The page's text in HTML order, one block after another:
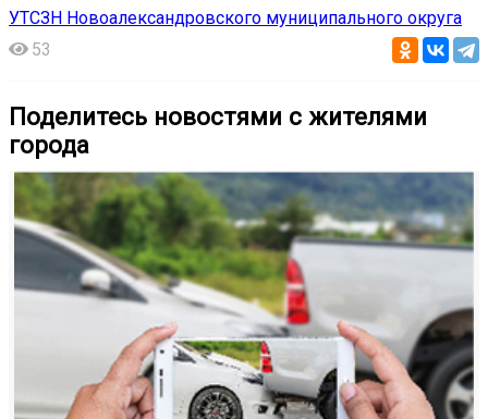
УТСЗН Новоалександровского муниципального округа
53
Поделитесь новостями с жителями
города